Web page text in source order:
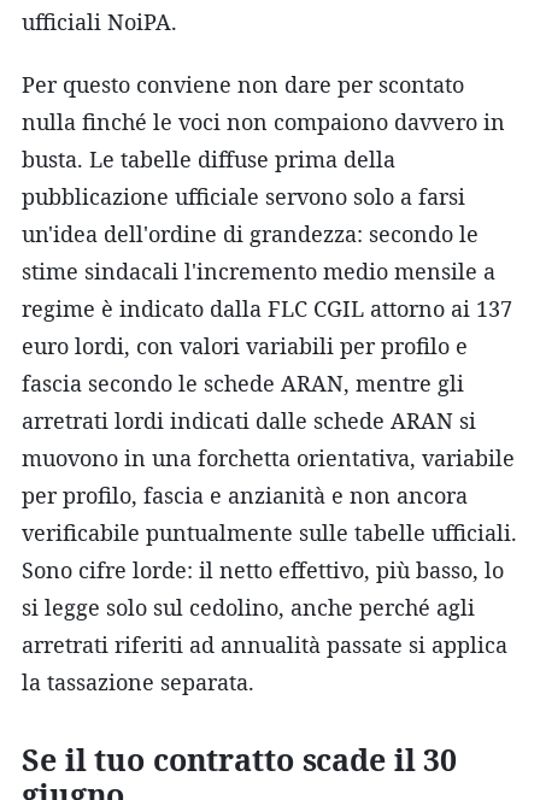
ufficiali NoiPA.
Per questo conviene non dare per scontato
nulla finché le voci non compaiono davvero in
busta. Le tabelle diffuse prima della
pubblicazione ufficiale servono solo a farsi
un'idea dell'ordine di grandezza: secondo le
stime sindacali l'incremento medio mensile a
regime è indicato dalla FLC CGIL attorno ai 137
euro lordi, con valori variabili per profilo e
fascia secondo le schede ARAN, mentre gli
arretrati lordi indicati dalle schede ARAN si
muovono in una forchetta orientativa, variabile
per profilo, fascia e anzianità e non ancora
verificabile puntualmente sulle tabelle ufficiali.
Sono cifre lorde: il netto effettivo, più basso, lo
si legge solo sul cedolino, anche perché agli
arretrati riferiti ad annualità passate si applica
la tassazione separata.
Se il tuo contratto scade il 30